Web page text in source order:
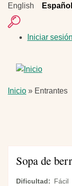
Pasar
contenido
principal
English Español
Menú
cuenta
de
usuario
Iniciar sesión
Navegación
principal
Ruta
Inicio Entrantes
Sopa de
Dificultad Fácil